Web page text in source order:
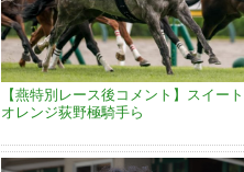
【燕特別レース後コメント】スイート
オレンジ荻野極騎手ら